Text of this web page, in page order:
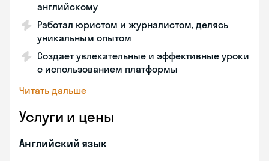
английскому
Работал юристом и журналистом, делясь
уникальным опытом
Создает увлекательные и эффективные уроки
с использованием платформы
Читать дальше
Услуги и цены
Английский язык